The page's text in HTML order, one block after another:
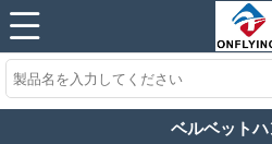
ベルベットハ